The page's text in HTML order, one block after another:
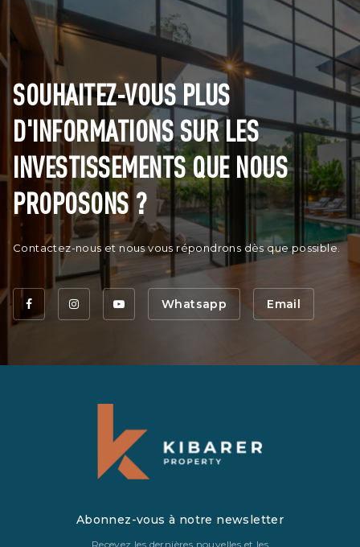
SOUHAITEZ-VOUS PLUS
D'INFORMATIONS SUR LES
INVESTISSEMENTS QUE NOUS
PROPOSONS ?
Contactez-nous et nous vous répondrons dès que possible.
Whatsapp Email
Abonnez-vous à notre newsletter
Recevez les dernières nouvelles et les